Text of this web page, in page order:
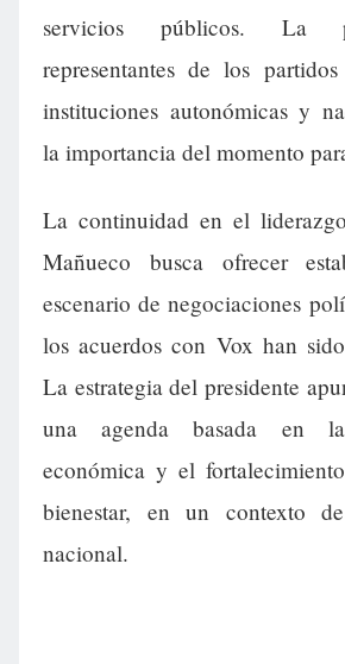
servicios públicos. La
representantes de los
instituciones autonómicas y
la importancia del momento
La continuidad en el
Mañueco busca ofrecer
escenario de negociaciones
los acuerdos con Vox han
La estrategia del presidente
una agenda basada en la
económica y el
bienestar, en un contexto
nacional.